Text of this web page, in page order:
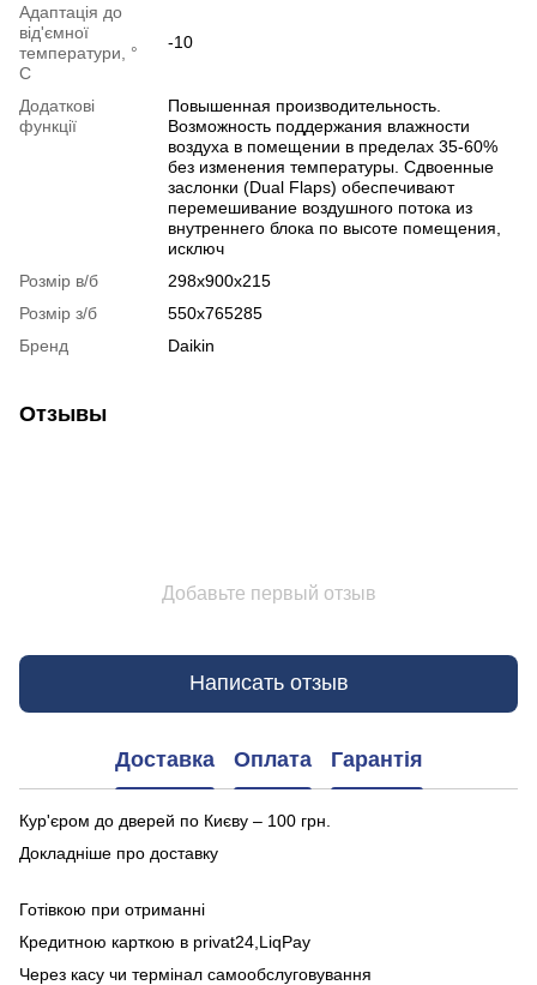
Адаптація до
від'ємної
температури, °
C
-10
Додаткові
функції
Повышенная производительность.
Возможность поддержания влажности
воздуха в помещении в пределах 35-60%
без изменения температуры. Сдвоенные
заслонки (Dual Flaps) обеспечивают
перемешивание воздушного потока из
внутреннего блока по высоте помещения,
исключ
Розмір в/б
298x900x215
Розмір з/б
550x765285
Бренд
Daikin
Отзывы
Добавьте первый отзыв
Написать отзыв
Доставка Оплата Гарантія
Кур'єром до дверей по Києву – 100 грн.
Докладніше про доставку
Готівкою при отриманні
Кредитною карткою в privat24,LiqPay
Через касу чи термінал самообслуговування